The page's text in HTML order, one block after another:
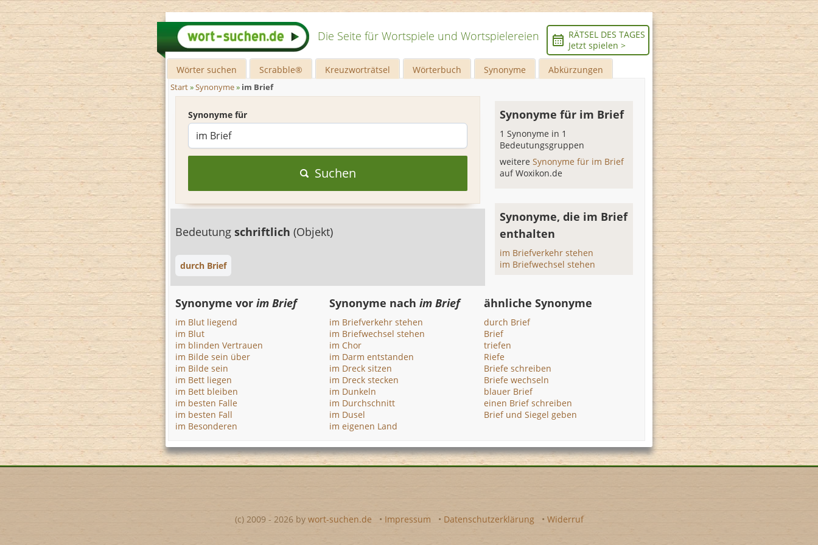
Die Seite für Wortspiele und Wortspielereien
RÄTSEL DES TAGES
Jetzt spielen >
Wörter suchen Scrabble® Kreuzworträtsel Wörterbuch Synonyme Abkürzungen
Start»Synonyme» im Brief
Synonyme für
Suchen
Bedeutung schriftlich (Objekt)
durch Brief
Synonyme für im Brief
1 Synonyme in 1
Bedeutungsgruppen
weitereSynonyme für im Brief
auf Woxikon.de
Synonyme, die im Brief
enthalten
im Briefverkehr stehen
im Briefwechsel stehen
Synonyme vor im Brief
im Blut liegend
im Blut
im blinden Vertrauen
im Bilde sein über
im Bilde sein
im Bett liegen
im Bett bleiben
im besten Falle
im besten Fall
im Besonderen
Synonyme nachim Brief
im Briefverkehr stehen
im Briefwechsel stehen
im Chor
im Darm entstanden
im Dreck sitzen
im Dreck stecken
im Dunkeln
im Durchschnitt
im Dusel
im eigenen Land
ähnliche Synonyme
durch Brief
Brief
triefen
Riefe
Briefe schreiben
Briefe wechseln
blauer Brief
einen Brief schreiben
Brief und Siegel geben
(c) 2009 - 2026 by wort-suchen.de • Impressum • Datenschutzerklärung • Widerruf